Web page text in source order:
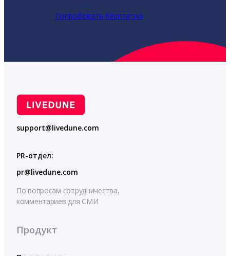
Попробовать бесплатно
support@livedune.com
PR-отдел:
pr@livedune.com
По вопросам сотрудничества,
комментариев для СМИ
Продукт